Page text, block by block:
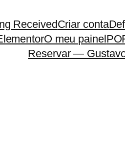
ReceivedCriar conta
O meu painel
Reservar —